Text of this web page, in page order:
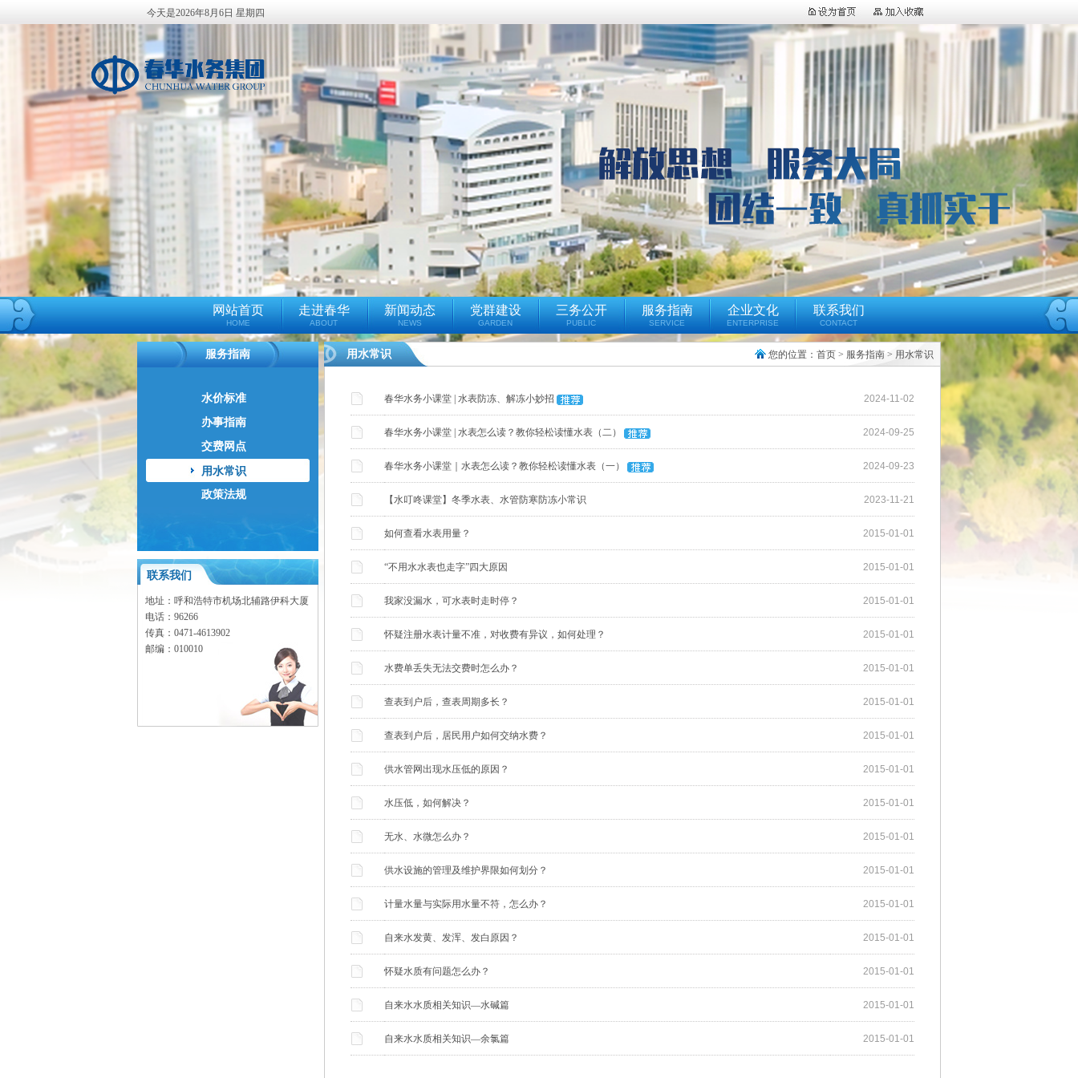
今天是2026年8月6日 星期四
网站首页
HOME
走进春华
ABOUT
新闻动态
NEWS
党群建设
GARDEN
三务公开
PUBLIC
服务指南
SERVICE
企业文化
ENTERPRISE
联系我们
CONTACT
服务指南
水价标准
办事指南
交费网点
用水常识
政策法规
联系我们
地址：呼和浩特市机场北辅路伊科大厦
电话：96266
传真：0471-4613902
邮编：010010
用水常识 您的位置： 首页 > 服务指南 > 用水常识
春华水务小课堂 | 水表防冻、解冻小妙招 2024-11-02
春华水务小课堂 | 水表怎么读？教你轻松读懂水表（二） 2024-09-25
春华水务小课堂｜水表怎么读？教你轻松读懂水表（一） 2024-09-23
【水叮咚课堂】冬季水表、水管防寒防冻小常识 2023-11-21
如何查看水表用量？ 2015-01-01
“不用水水表也走字”四大原因 2015-01-01
我家没漏水，可水表时走时停？ 2015-01-01
怀疑注册水表计量不准，对收费有异议，如何处理？ 2015-01-01
水费单丢失无法交费时怎么办？ 2015-01-01
查表到户后，查表周期多长？ 2015-01-01
查表到户后，居民用户如何交纳水费？ 2015-01-01
供水管网出现水压低的原因？ 2015-01-01
水压低，如何解决？ 2015-01-01
无水、水微怎么办？ 2015-01-01
供水设施的管理及维护界限如何划分？ 2015-01-01
计量水量与实际用水量不符，怎么办？ 2015-01-01
自来水发黄、发浑、发白原因？ 2015-01-01
怀疑水质有问题怎么办？ 2015-01-01
自来水水质相关知识—水碱篇 2015-01-01
自来水水质相关知识—余氯篇 2015-01-01